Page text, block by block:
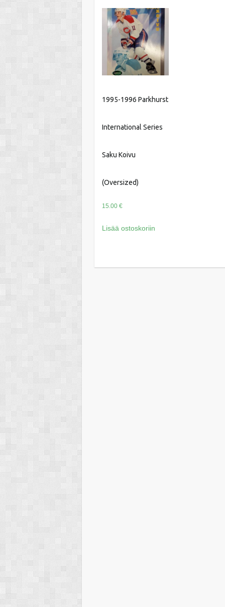
1995-1996 Parkhurst
International Series
Saku Koivu
(Oversized)
15.00 €
Lisää ostoskoriin